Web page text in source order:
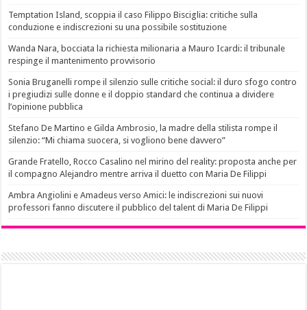
Temptation Island, scoppia il caso Filippo Bisciglia: critiche sulla
conduzione e indiscrezioni su una possibile sostituzione
Wanda Nara, bocciata la richiesta milionaria a Mauro Icardi: il tribunale
respinge il mantenimento provvisorio
Sonia Bruganelli rompe il silenzio sulle critiche social: il duro sfogo contro
i pregiudizi sulle donne e il doppio standard che continua a dividere
l’opinione pubblica
Stefano De Martino e Gilda Ambrosio, la madre della stilista rompe il
silenzio: “Mi chiama suocera, si vogliono bene davvero”
Grande Fratello, Rocco Casalino nel mirino del reality: proposta anche per
il compagno Alejandro mentre arriva il duetto con Maria De Filippi
Ambra Angiolini e Amadeus verso Amici: le indiscrezioni sui nuovi
professori fanno discutere il pubblico del talent di Maria De Filippi